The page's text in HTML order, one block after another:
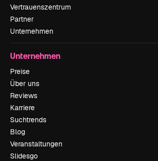
Vertrauenszentrum
Partner
Unternehmen
Unternehmen
Preise
Über uns
Reviews
Karriere
Suchtrends
Blog
Veranstaltungen
Slidesgo